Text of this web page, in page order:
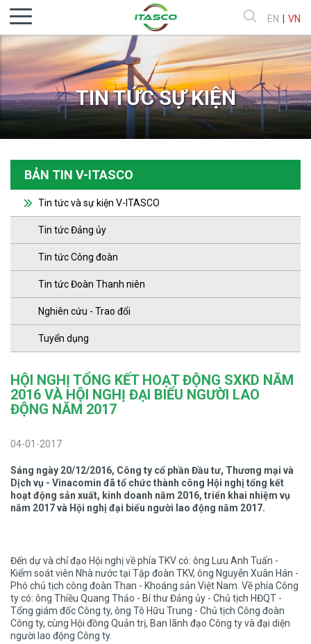
EN VN
TIN TỨC SỰ KIỆN
BẢN TIN V-ITASCO
Tin tức và sự kiện V-ITASCO
Tin tức Đảng ủy
Tin tức Công đoàn
Tin tức Đoàn Thanh niên
Nghiên cứu - Trao đổi
Tuyển dụng
HỘI NGHỊ TỔNG KẾT HOẠT ĐỘNG SXKD NĂM
2016 VÀ HỘI NGHỊ ĐẠI BIỂU NGƯỜI LAO
ĐỘNG NĂM 2017
04-01-2017
Sáng ngày 20/12/2016, Công ty cổ phần Đầu tư, Thương mại và
Dịch vụ - Vinacomin đã tổ chức thành công Hội nghị tổng kết
hoạt động sản xuất, kinh doanh năm 2016, triển khai nhiệm vụ
năm 2017 và Hội nghị đại biểu người lao động năm 2017.
Đến dự và chỉ đạo Hội nghị về phía TKV có: ông Lưu Anh Tuấn -
Kiểm soát viên Nhà nước tại Tập đoàn TKV, ông Nguyễn Xuân Hán -
Phó chủ tịch công đoàn Than - Khoáng sản Việt Nam . Về phía Công
ty có: ông Thiều Quang Thảo - Bí thư Đảng ủy - Chủ tịch HĐQT -
Tổng giám đốc Công ty, ông Tô Hữu Trung - Chủ tịch Công đoàn
Công ty, cùng Hội đồng Quản trị, Ban lãnh đạo Công ty và đại diện
người lao động Công ty.